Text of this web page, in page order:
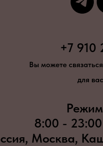
+7 910
Вы можете
для
8:00 -
Москва,